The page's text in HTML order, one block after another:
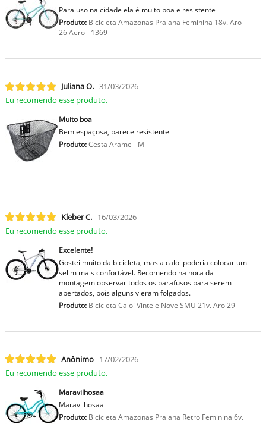
Para uso na cidade ela é muito boa e resistente
Produto:Bicicleta Amazonas Praiana Feminina 18v. Aro
26 Aero - 1369
Juliana O. 31/03/2026
Eu recomendo esse produto.
Muito boa
Bem espaçosa, parece resistente
Produto:Cesta Arame - M
Kleber C. 16/03/2026
Eu recomendo esse produto.
Excelente!
Gostei muito da bicicleta, mas a caloi poderia colocar um
selim mais confortável. Recomendo na hora da
montagem observar todos os parafusos para serem
apertados, pois alguns vieram folgados.
Produto:Bicicleta Caloi Vinte e Nove SMU 21v. Aro 29
Anônimo 17/02/2026
Eu recomendo esse produto.
Maravilhosaa
Maravilhosaa
Produto:Bicicleta Amazonas Praiana Retro Feminina 6v.